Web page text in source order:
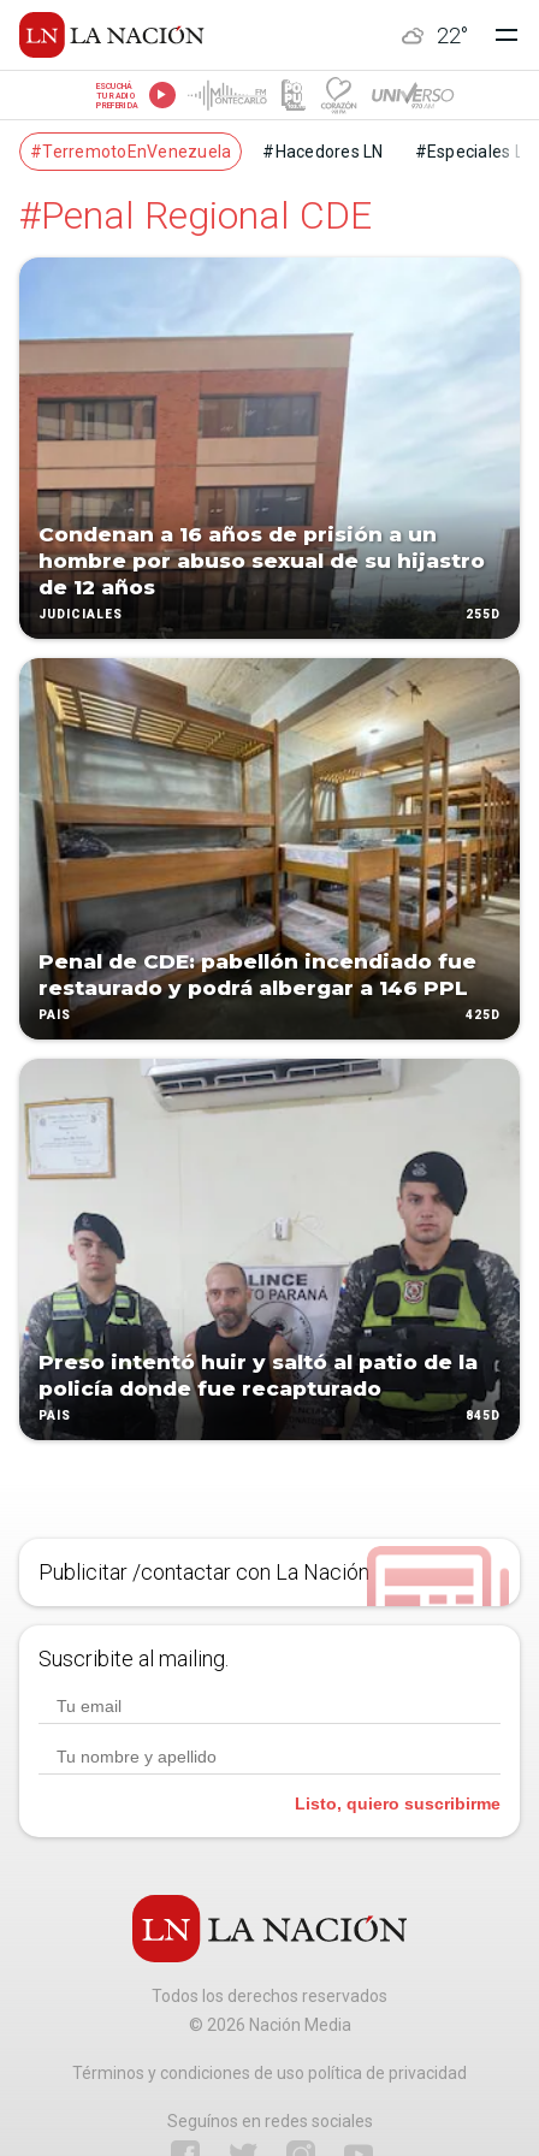
22°
ESCUCHÁ
TU RADIO
PREFERIDA
#TerremotoEnVenezuela #Hacedores LN #Especiales LN
#Penal Regional CDE
Condenan a 16 años de prisión a un
hombre por abuso sexual de su hijastro
de 12 años
JUDICIALES 255D
Penal de CDE: pabellón incendiado fue
restaurado y podrá albergar a 146 PPL
PAÍS 425D
Preso intentó huir y saltó al patio de la
policía donde fue recapturado
PAÍS 845D
Publicitar /contactar con La Nación
Suscribite al mailing.
Listo, quiero suscribirme
Todos los derechos reservados
© 2026 Nación Media
Términos y condiciones de uso política de privacidad
Seguínos en redes sociales